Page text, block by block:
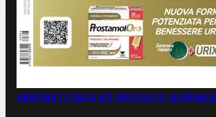
ABBONATI ORA A €0,99LEGGI IL GIORNALE